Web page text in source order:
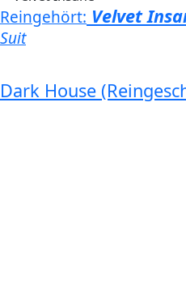
Reingehört: Velvet
Suit
Dark House